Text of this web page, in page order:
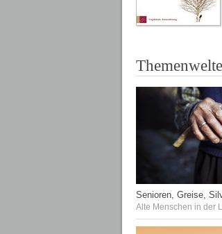
Senioren, Greise,
Alte Menschen in der